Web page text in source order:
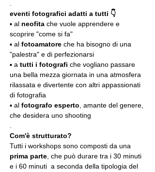
eventi fotografici adatti a tutti 👇
▪️ al neofita che vuole apprendere e
scoprire "come si fa"
▪️ al fotoamatore che ha bisogno di una
"palestra" e di perfezionarsi
▪️ a tutti i fotografi che vogliano passare
una bella mezza giornata in una atmosfera
rilassata e divertente con altri appassionati
di fotografia
▪️ al fotografo esperto , amante del genere,
che desidera uno shooting
Com'è strutturato?
Tutti i workshops sono composti da una
prima parte , che può durare tra i 30 minuti
e i 60 minuti  a seconda della tipologia del